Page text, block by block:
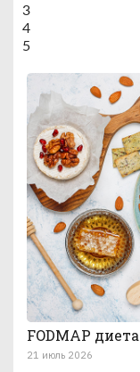
3
4
5
FODMAP диета
21 июль 2026